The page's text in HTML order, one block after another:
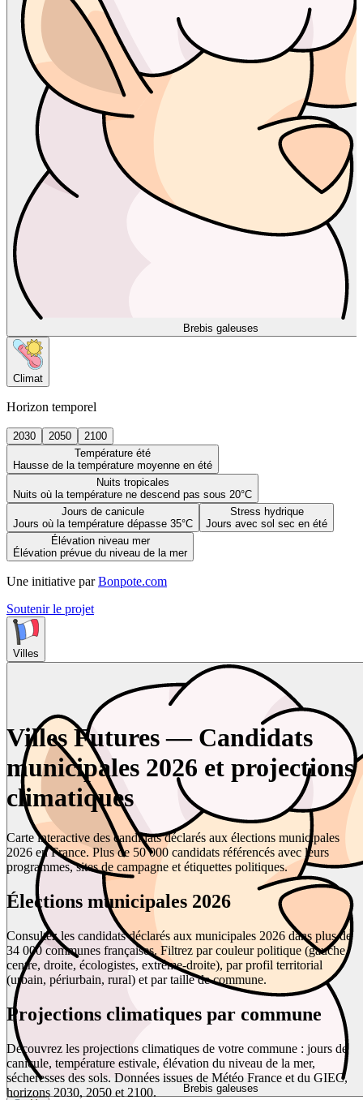
Brebis galeuses
Climat
Horizon temporel
2030 2050
2100
Température été
Hausse de la température moyenne en été
Nuits tropicales
Nuits où la température ne descend pas sous 20°C
Jours de canicule
Jours où la température dépasse 35°C
Stress hydrique
Jours avec sol sec en été
Élévation niveau mer
Élévation prévue du niveau de la mer
Une initiative par Bonpote.com
Soutenir le projet
Villes
Brebis galeuses
Villes Futures — Candidats
municipales 2026 et projections
climatiques
Carte interactive des candidats déclarés aux élections municipales
2026 en France. Plus de 50 000 candidats référencés avec leurs
programmes, sites de campagne et étiquettes politiques.
Élections municipales 2026
Consultez les candidats déclarés aux municipales 2026 dans plus de
34 000 communes françaises. Filtrez par couleur politique (gauche,
centre, droite, écologistes, extrême-droite), par profil territorial
(urbain, périurbain, rural) et par taille de commune.
Projections climatiques par commune
Découvrez les projections climatiques de votre commune : jours de
canicule, température estivale, élévation du niveau de la mer,
sécheresses des sols. Données issues de Météo France et du GIEC,
horizons 2030, 2050 et 2100.